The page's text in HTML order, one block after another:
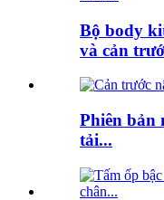
Bộ body
và cản
Phiên bản
tải...